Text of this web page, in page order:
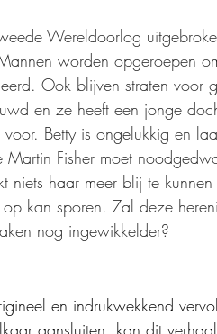
Wereldoorlog
worden opgeroepen
Ook blijven straten voor
en ze heeft een jonge
Betty is ongelukkig en
Martin Fisher moet
niets haar meer blij te
kan sporen. Zal deze
nog ingewikkelder?
en indrukwekkend